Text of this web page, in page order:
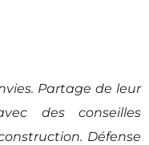
Partage de leur
des conseilles
Défense